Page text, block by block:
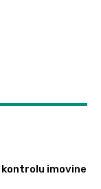
kontrolu imovine